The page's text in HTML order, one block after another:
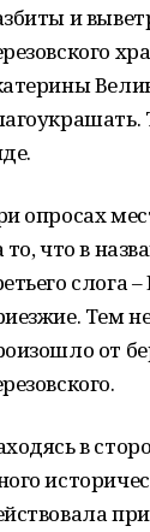
и
опросах
то, что в
слога
Тем
от
в